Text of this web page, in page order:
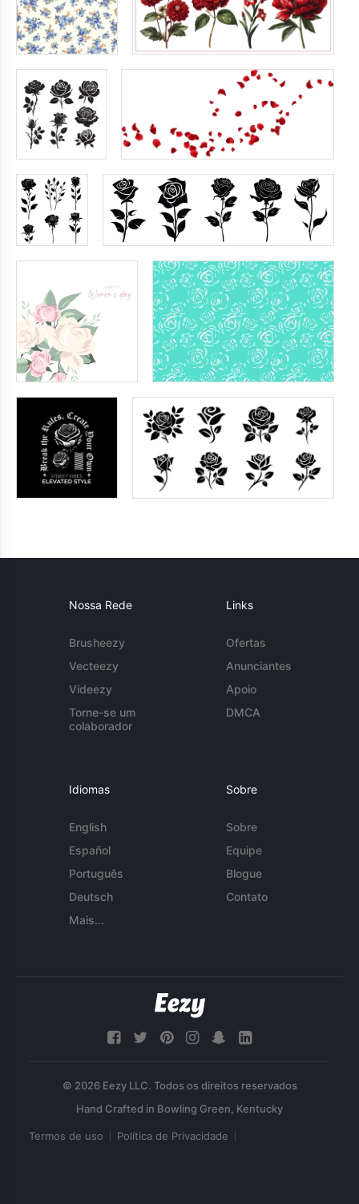
Nossa Rede
Brusheezy
Vecteezy
Videezy
Torne-se um
colaborador
Links
Ofertas
Anunciantes
Apoio
DMCA
Idiomas
English
Español
Português
Deutsch
Mais...
Sobre
Sobre
Equipe
Blogue
Contato
© 2026 Eezy LLC. Todos os direitos reservados
Termos de uso Política de Privacidade